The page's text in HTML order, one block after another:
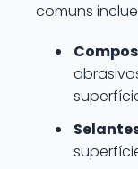
comuns